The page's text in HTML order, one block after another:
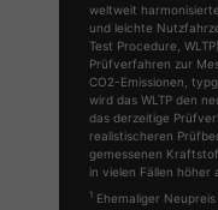
weltweit
und leichte
Test Procedure,
Prüfverfahren zur
CO2-Emissionen,
wird das WLTP den
das derzeitige
realistischeren
gemessenen
in vielen Fällen höher
1 Ehemaliger